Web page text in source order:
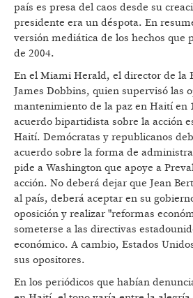
país es presa del caos desde su
presidente era un déspota. En
versión mediática de los hechos que
de 2004.
En el Miami Herald, el director de la
James Dobbins, quien supervisó las
mantenimiento de la paz en Haití en
acuerdo bipartidista sobre la acción
Haití. Demócratas y republicanos
acuerdo sobre la forma de
pide a Washington que apoye a
acción. No deberá dejar que Jean
al país, deberá aceptar en su
oposición y realizar "reformas
someterse a las directivas
económico. A cambio, Estados
sus opositores.
En los periódicos que habían